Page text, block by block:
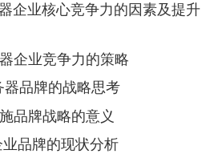
企业核心竞争力的因素及提升
企业竞争力的策略
品牌的战略思考
品牌战略的意义
品牌的现状分析